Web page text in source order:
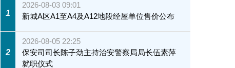
1
2026-08-03 09:01
新城A区A1至A4及A12地段经屋单位售价公布
2
2026-08-05 22:25
保安司司长陈子劲主持治安警察局局长伍素萍
就职仪式